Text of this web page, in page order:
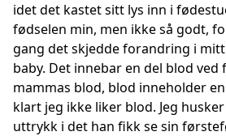
idet det kastet sitt lys inn i
fødselen min, men ikke så godt,
gang det skjedde forandring i
baby. Det innebar en del blod ved
mammas blod, blod inneholder
klart jeg ikke liker blod. Jeg
uttrykk i det han fikk se sin